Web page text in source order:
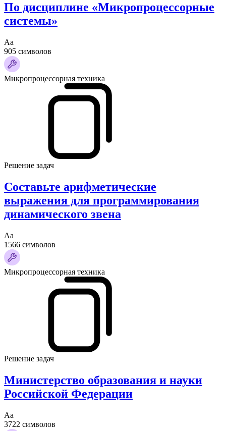
По дисциплине «Микропроцессорные
системы»
Аа
905 символов
Микропроцессорная техника
Решение задач
Составьте арифметические
выражения для программирования
динамического звена
Аа
1566 символов
Микропроцессорная техника
Решение задач
Министерство образования и науки
Российской Федерации
Аа
3722 символов